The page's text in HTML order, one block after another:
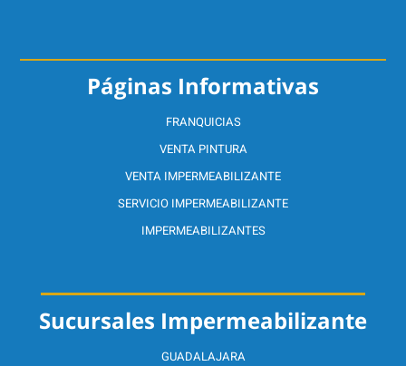
Sucursales Impermeabilizante
GUADALAJARA
Páginas Informativas
FRANQUICIAS
VENTA PINTURA
VENTA IMPERMEABILIZANTE
SERVICIO IMPERMEABILIZANTE
IMPERMEABILIZANTES